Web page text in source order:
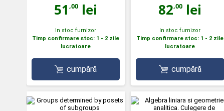
51,00 lei
In stoc furnizor
Timp confirmare stoc: 1 - 2 zile
lucratoare
cumpără
82,00 lei
In stoc furnizor
Timp confirmare stoc: 1 - 2 zile
lucratoare
cumpără